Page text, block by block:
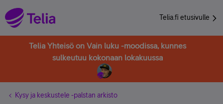
Telia.fi etusivulle
Telia Yhteisö on Vain luku -moodissa, kunnes
sulkeutuu kokonaan lokakuussa
Kysy ja keskustele -palstan arkisto